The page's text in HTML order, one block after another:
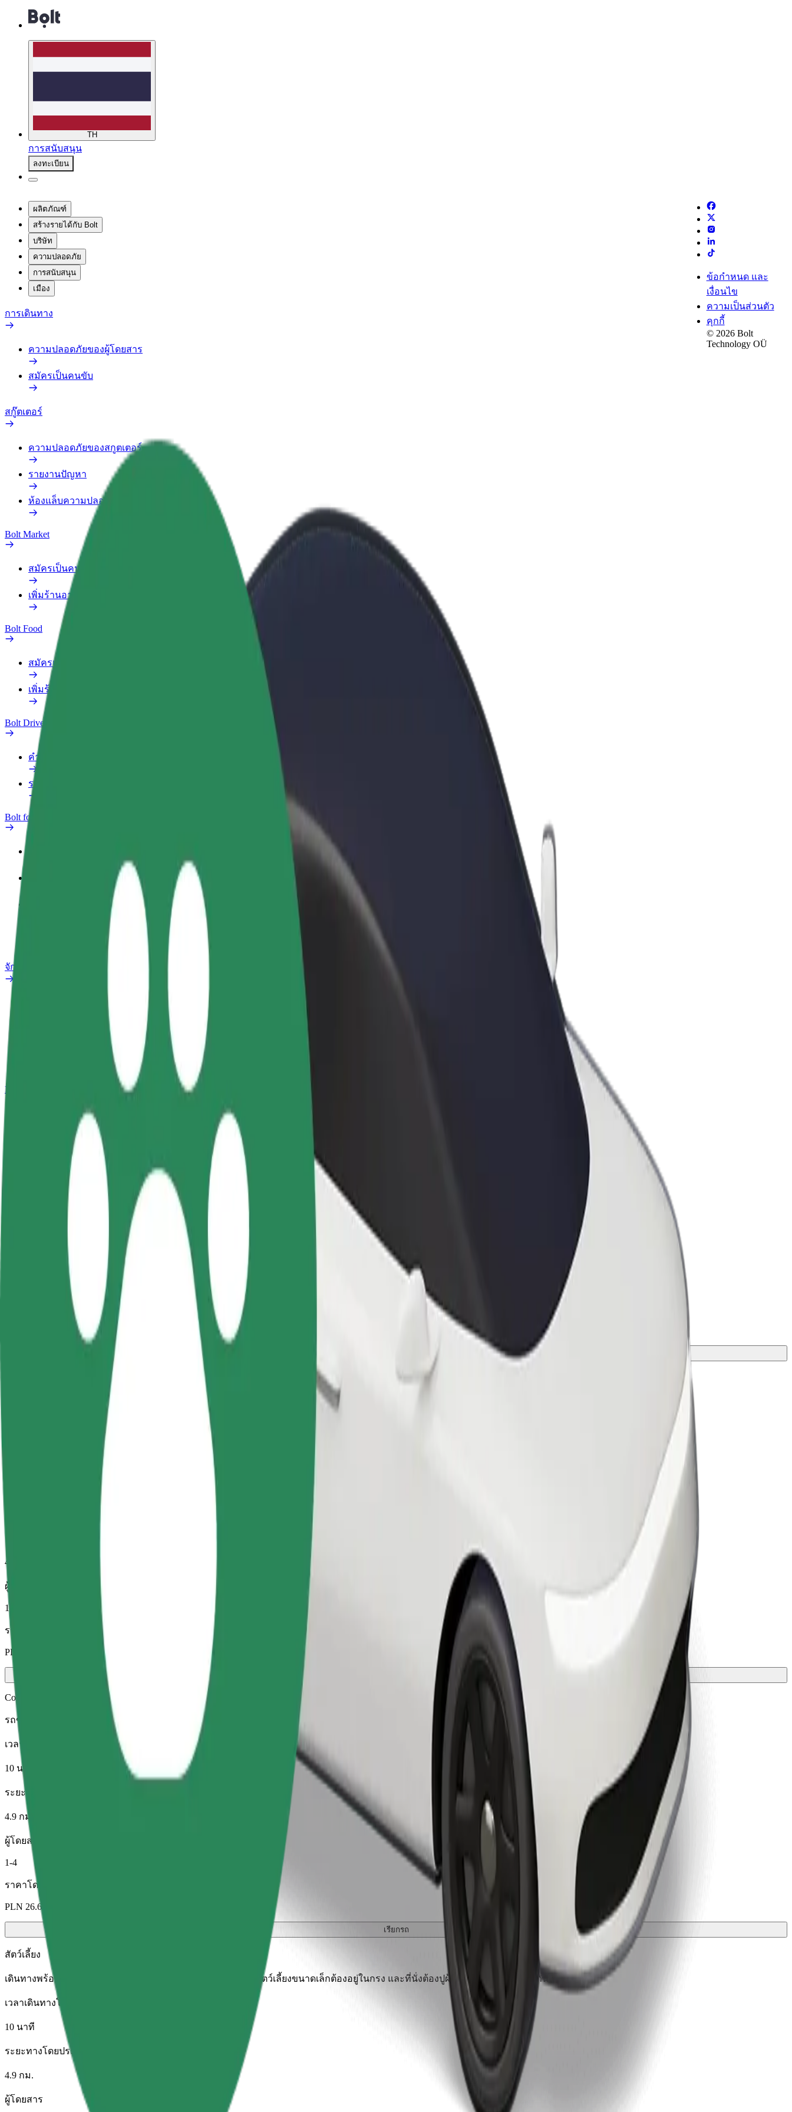
TH
การสนับสนุน
ลงทะเบียน
ผลิตภัณฑ์
สร้างรายได้กับ Bolt
บริษัท
ความปลอดภัย
การสนับสนุน
เมือง
การเดินทาง
ความปลอดภัยของผู้โดยสาร
สมัครเป็นคนขับ
สกู๊ตเตอร์
ความปลอดภัยของสกูตเตอร์
รายงานปัญหา
ห้องแล็บความปลอดภัย
Bolt Market
สมัครเป็นคนส่งของ
เพิ่มร้านอาหารหรือร้านค้า
Bolt Food
สมัครเป็นคนส่งของ
เพิ่มร้านอาหารหรือร้านค้า
Bolt Drive
คำถามที่พบบ่อย
รายงานรถ
Bolt for Business
Bolt Food สำหรับองค์กร
จักรยานไฟฟ้า
ห้องแล็บความปลอดภัย
Bolt Plus
สิทธิประโยชน์
คำถามที่พบบ่อย
สมัครเป็นคนส่งพัสดุ
ส่งอาหารและรับรายได้
ทุกสัปดาห์
ลูกค้ามากขึ้น
ลงทะเบียนเป็นเจ้าของฟลีท
เพิ่มรายได้ด้วยการเพิ่มฟลีทของ
คุณใน Bolt
ผลิตภัณฑ์และบริการของ Bolt ที่มีการขยายขนาด
ข้อกำหนด และ
เงื่อนไข
ความเป็นส่วนตัว
คุกกี้
© 2026 Bolt
Technology OÜ
วิธีเดินทางจาก Omega Hotel ไปยัง Auchan
กำลังมองหาวิธีที่ดีที่สุดในการเดินทางจาก Omega Hotel ไปยัง Auchan อยู่ใช่ไหม มาดูบริการของเราและค้นหาเส้นทางที่ดีที่สุดสำหรับการเดินทางของคุณ
ความสะดวกสบายอยู่แค่ปลายนิ้วสัมผัส!
การเดินทางที่เชื่อถือได้ กับรถขนาดกลางสำหรับทุกวัน
เวลาเดินทางโดยประมาณ
ระยะทางโดยประมาณ
4.9 กม.
ผู้โดยสาร
1-4
ราคาโดยประมาณ
PLN 19.30
Comfort
รถขนาดใหญ่ นั่งสบาย มีพื้นที่เก็บของมากขึ้น
เวลาเดินทางโดยประมาณ
10 นาที
ระยะทางโดยประมาณ
4.9 กม.
ผู้โดยสาร
1-4
ราคาโดยประมาณ
PLN 26.60
เรียกรถ
สัตว์เลี้ยง
เดินทางพร้อมสัตว์เลี้ยงของคุณ สุนัขต้องสวมตะกร้อครอบปาก สัตว์เลี้ยงขนาดเล็กต้องอยู่ในกรง และที่นั่งต้องปูผ้าห่มหรือแผ่นรองป้องกัน
เวลาเดินทางโดยประมาณ
10 นาที
ระยะทางโดยประมาณ
4.9 กม.
ผู้โดยสาร